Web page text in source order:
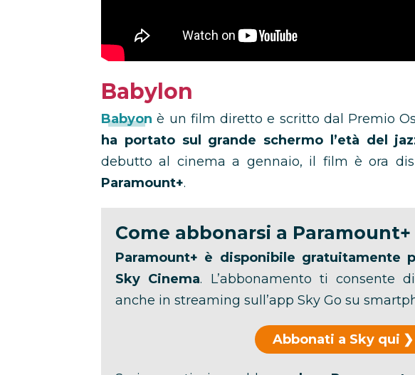
Babylon
Babyon è un film diretto e scritto dal Premio
ha portato sul grande schermo l’età del
debutto al cinema a gennaio, il film è ora
Paramount+.
Come abbonarsi a Paramount+
Paramount+ è disponibile gratuitamente
Sky Cinema. L’abbonamento ti consente
anche in streaming sull’app Sky Go su
Abbonati a Sky qui